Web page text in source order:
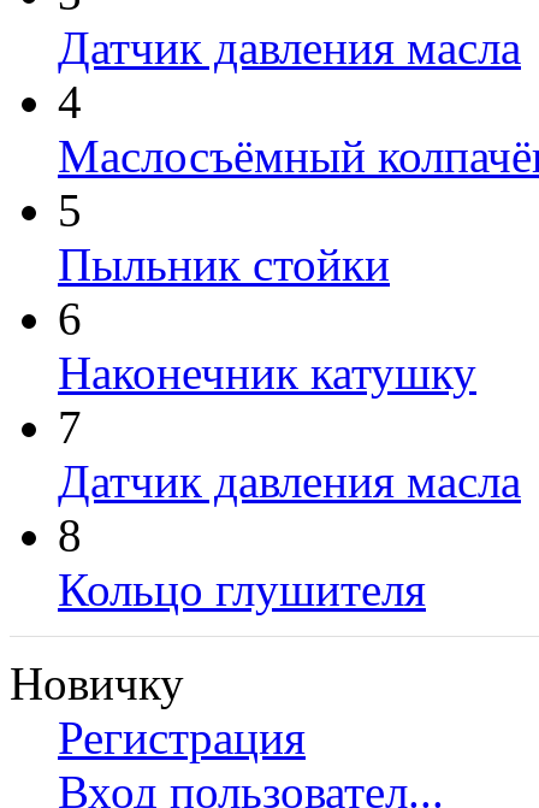
Датчик давления масла
4
Маслосъёмный
5
Пыльник стойки
6
Наконечник катушку
7
Датчик давления масла
8
Кольцо глушителя
Новичку
Регистрация
Вход пользовател...